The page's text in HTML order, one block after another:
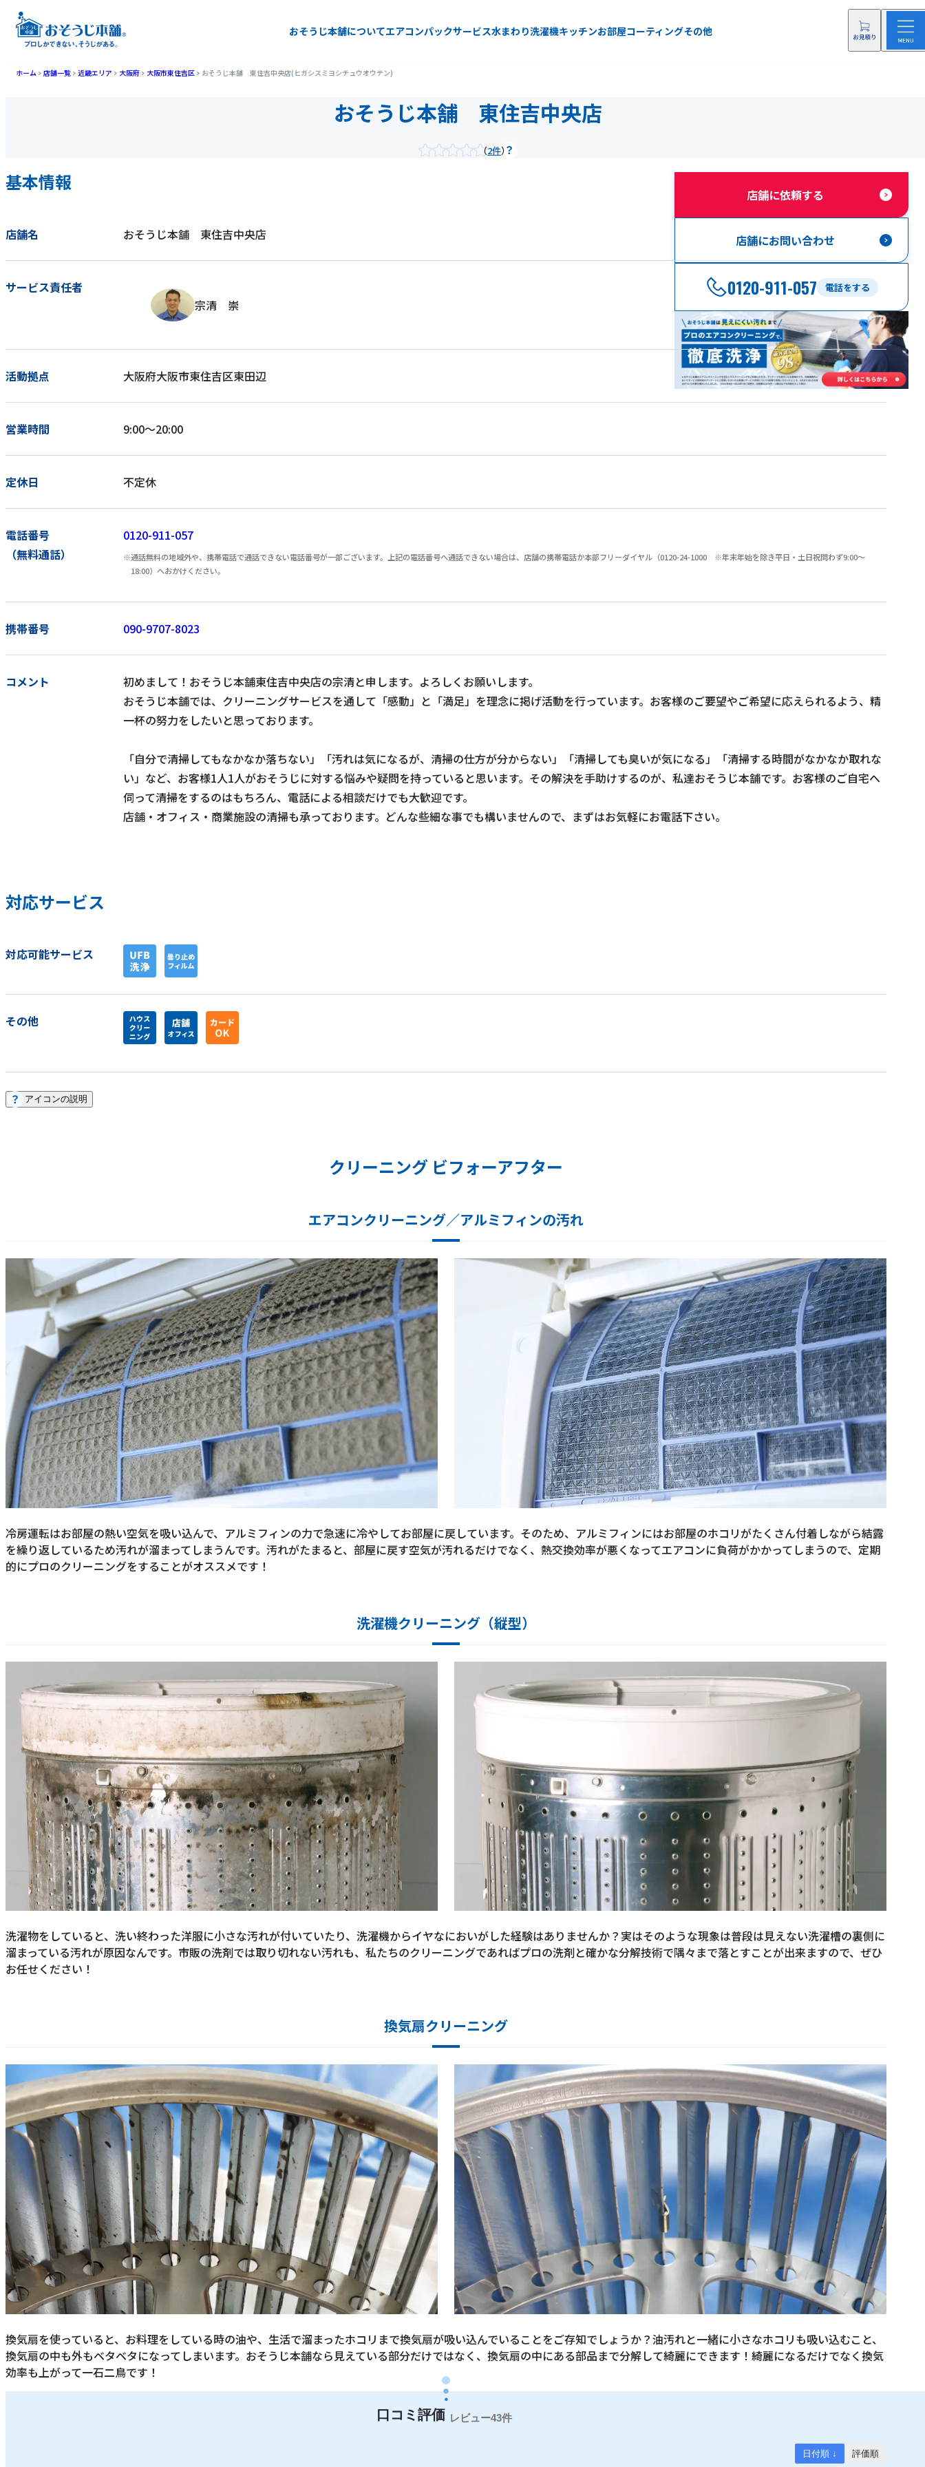
おそうじ本舗についてエアコンパックサービス水まわり洗濯機キッチンお部屋コーティングその他
ホーム 店舗一覧 近畿エリア 大阪府 大阪市東住吉区 おそうじ本舗 東住吉中央店(ヒガシスミヨシチュウオウテン)
おそうじ本舗 東住吉中央店
2件
基本情報
店舗名 おそうじ本舗 東住吉中央店
サービス責任者
宗清 崇
活動拠点 大阪府大阪市東住吉区東田辺
営業時間 9:00～20:00
定休日 不定休
電話番号
（無料通話）
0120-911-057
通話無料の地域外や、携帯電話で通話できない電話番号が一部ございます。上記の電話番号へ通話できない場合は、店舗の携帯電話か本部フリーダイヤル（0120-24-1000 ※年末年始を除き平日・土日祝問わず9:00～
18:00）へおかけください。
携帯番号 090-9707-8023
コメント
初めまして！おそうじ本舗東住吉中央店の宗清と申します。よろしくお願いします。
おそうじ本舗では、クリーニングサービスを通して「感動」と「満足」を理念に掲げ活動を行っています。お客様のご要望やご希望に応えられるよう、精
一杯の努力をしたいと思っております。
「自分で清掃してもなかなか落ちない」「汚れは気になるが、清掃の仕方が分からない」「清掃しても臭いが気になる」「清掃する時間がなかなか取れな
い」など、お客様1人1人がおそうじに対する悩みや疑問を持っていると思います。その解決を手助けするのが、私達おそうじ本舗です。お客様のご自宅へ
伺って清掃をするのはもちろん、電話による相談だけでも大歓迎です。
店舗・オフィス・商業施設の清掃も承っております。どんな些細な事でも構いませんので、まずはお気軽にお電話下さい。
対応サービス
対応可能サービス
その他
アイコンの説明
クリーニング ビフォーアフター
エアコンクリーニング／アルミフィンの汚れ
冷房運転はお部屋の熱い空気を吸い込んで、アルミフィンの力で急速に冷やしてお部屋に戻しています。そのため、アルミフィンにはお部屋のホコリがたくさん付着しながら結露
を繰り返しているため汚れが溜まってしまうんです。汚れがたまると、部屋に戻す空気が汚れるだけでなく、熱交換効率が悪くなってエアコンに負荷がかかってしまうので、定期
的にプロのクリーニングをすることがオススメです！
洗濯機クリーニング（縦型）
洗濯物をしていると、洗い終わった洋服に小さな汚れが付いていたり、洗濯機からイヤなにおいがした経験はありませんか？実はそのような現象は普段は見えない洗濯槽の裏側に
溜まっている汚れが原因なんです。市販の洗剤では取り切れない汚れも、私たちのクリーニングであればプロの洗剤と確かな分解技術で隅々まで落とすことが出来ますので、ぜひ
お任せください！
換気扇クリーニング
換気扇を使っていると、お料理をしている時の油や、生活で溜まったホコリまで換気扇が吸い込んでいることをご存知でしょうか？油汚れと一緒に小さなホコリも吸い込むこと、
換気扇の中も外もベタベタになってしまいます。おそうじ本舗なら見えている部分だけではなく、換気扇の中にある部品まで分解して綺麗にできます！綺麗になるだけでなく換気
効率も上がって一石二鳥です！
43件
日付順 ↓ 評価順
店舗に依頼する
店舗にお問い合わせ
電話をする
0120-911-057